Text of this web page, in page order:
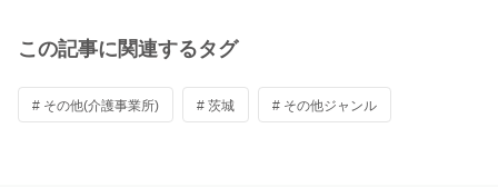
この記事に関連するタグ
# その他(介護事業所) # 茨城 # その他ジャンル